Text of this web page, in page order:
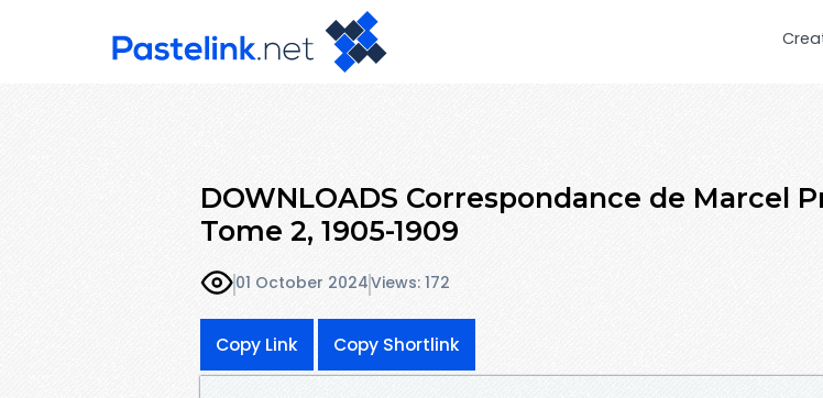
DOWNLOADS Correspondance de Marcel
Tome 2, 1905-1909
01 October 2024Views: 172
Copy Link Copy Shortlink